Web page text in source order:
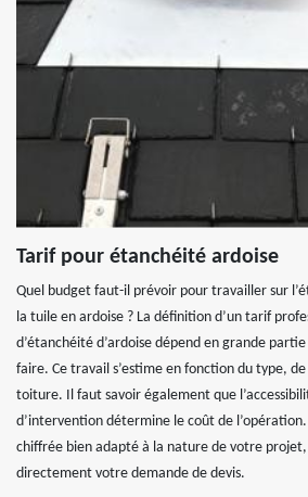
Tarif pour étanchéité ardoise
Quel budget faut-il prévoir pour travailler sur
la tuile en ardoise ? La définition d’un tarif
d’étanchéité d’ardoise dépend en grande
faire. Ce travail s’estime en fonction du type,
toiture. Il faut savoir également que
d’intervention détermine le coût de
chiffrée bien adapté à la nature de votre projet,
directement votre demande de devis.